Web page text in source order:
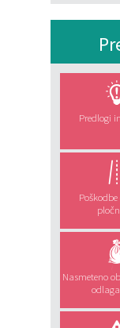
Predlogi
Nasmeteno